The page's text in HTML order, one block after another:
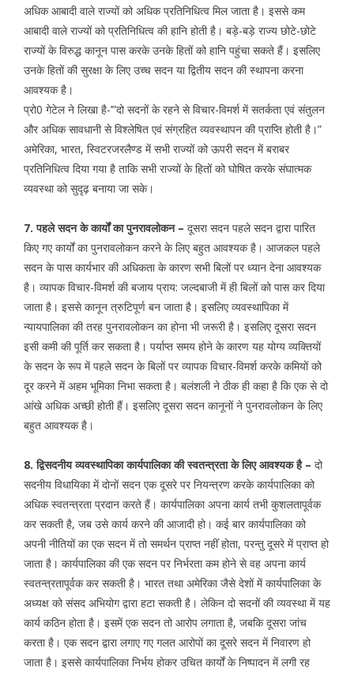
अधिक आबादी वाले राज्यों को अधिक प्रतिनिधित्व मिल जाता है। इससे कम
आबादी वाले राज्यों को प्रतिनिधित्व की हानि होती है। बड़े-बड़े राज्य छोटे-छोटे
राज्यों के विरुद्ध कानून पास करके उनके हितों को हानि पहुंचा सकते हैं। इसलिए
उनके हितों की सुरक्षा के लिए उच्च सदन या द्वितीय सदन की स्थापना करना
आवश्यक है।
प्रो0 गेटेल ने लिखा है-’”दो सदनों के रहने से विचार-विमर्श में सतर्कता एवं संतुलन
और अधिक सावधानी से विश्लेषित एवं संग्रहित व्यवस्थापन की प्राप्ति होती है।”
अमेरिका, भारत, स्विटरजरलैण्ड में सभी राज्यों को ऊपरी सदन में बराबर
प्रतिनिधित्व दिया गया है ताकि सभी राज्यों के हितों को घोषित करके संघात्मक
व्यवस्था को सुदृढ़ बनाया जा सके।
7. पहले सदन के कार्यों का पुनरावलोकन – दूसरा सदन पहले सदन द्वारा पारित
किए गए कार्यों का पुनरावलोकन करने के लिए बहुत आवश्यक है। आजकल पहले
सदन के पास कार्यभार की अधिकता के कारण सभी बिलों पर ध्यान देना आवश्यक
है। व्यापक विचार-विमर्श की बजाय प्राय: जल्दबाजी में ही बिलों को पास कर दिया
जाता है। इससे कानून त्रुटिपूर्ण बन जाता है। इसलिए व्यवस्थापिका में
न्यायपालिका की तरह पुनरावलोकन का होना भी जरूरी है। इसलिए दूसरा सदन
इसी कमी की पूर्ति कर सकता है। पर्याप्त समय होने के कारण यह योग्य व्यक्तियों
के सदन के रूप में पहले सदन के बिलों पर व्यापक विचार-विमर्श करके कमियों को
दूर करने में अहम भूमिका निभा सकता है। बलंशली ने ठीक ही कहा है कि एक से दो
आंखे अधिक अच्छी होती हैं। इसलिए दूसरा सदन कानूनों ने पुनरावलोकन के लिए
बहुत आवश्यक है।
8. द्विसदनीय व्यवस्थापिका कार्यपालिका की स्वतन्त्रता के लिए आवश्यक है – दो
सदनीय विधायिका में दोनों सदन एक दूसरे पर नियन्त्रण करके कार्यपालिका को
अधिक स्वतन्त्रता प्रदान करते हैं। कार्यपालिका अपना कार्य तभी कुशलतापूर्वक
कर सकती है, जब उसे कार्य करने की आजादी हो। कई बार कार्यपालिका को
अपनी नीतियों का एक सदन में तो समर्थन प्राप्त नहींं होता, परन्तु दूसरे में प्राप्त हो
जाता है। कार्यपालिका की एक सदन पर निर्भरता कम होने से वह अपना कार्य
स्वतन्त्रतापूर्वक कर सकती है। भारत तथा अमेरिका जैसे देशों में कार्यपालिका के
अध्यक्ष को संसद अभियोग द्वारा हटा सकती है। लेकिन दो सदनों की व्यवस्था में यह
कार्य कठिन होता है। इसमें एक सदन तो आरोप लगाता है, जबकि दूसरा जांच
करता है। एक सदन द्वारा लगाए गए गलत आरोपों का दूसरे सदन में निवारण हो
जाता है। इससे कार्यपालिका निर्भय होकर उचित कार्यों के निष्पादन में लगी रह